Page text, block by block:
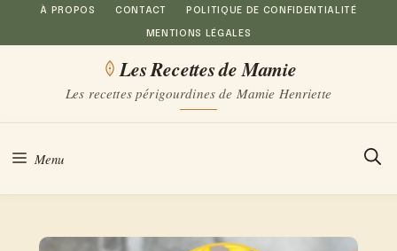
Aller
au
À PROPOS CONTACT POLITIQUE DE CONFIDENTIALITÉ
MENTIONS LÉGALES
Les Recettes de Mamie
Les recettes périgourdines de Mamie Henriette
Menu